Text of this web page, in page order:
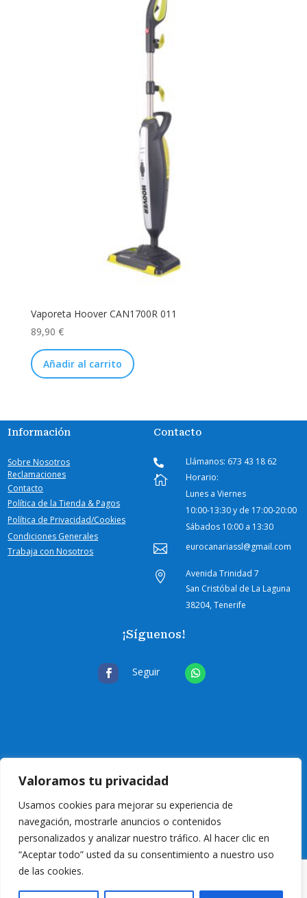
Valoramos tu privacidad
Usamos cookies para mejorar su experiencia de
navegación, mostrarle anuncios o contenidos
personalizados y analizar nuestro tráfico. Al hacer clic en
“Aceptar todo” usted da su consentimiento a nuestro uso
de las cookies.
Vaporeta Hoover CAN1700R 011
89,90 €
Añadir al carrito
Información
Sobre Nosotros
Reclamaciones
Contacto
Política de la Tienda & Pagos
Política de Privacidad/Cookies
Condiciones Generales
Trabaja con Nosotros
Contacto
 Llámanos: 673 43 18 62

Horario:
Lunes a Viernes
10:00-13:30 y de 17:00-20:00
Sábados 10:00 a 13:30
 eurocanariassl@gmail.com

Avenida Trinidad 7
San Cristóbal de La Laguna
38204, Tenerife
¡Síguenos!
Seguir